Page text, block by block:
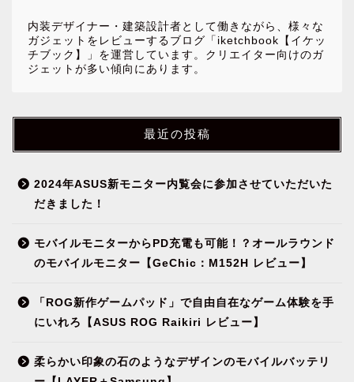
内装デザイナー・建築設計者として働きながら、様々な
ガジェットをレビューするブログ「iketchbook【イケッ
チブック】」を運営しています。クリエイター向けのガ
ジェットが多い傾向にあります。
最近の投稿
2024年ASUS新モニター内覧会に参加させていただいた
だきました！
モバイルモニターからPD充電も可能！？オールラウンド
のモバイルモニター【GeChic：M152H レビュー】
「ROG新作ゲームパッド」で自由自在なゲーム体験を手
にいれろ【ASUS ROG Raikiri レビュー】
柔らかい印象の石のようなデザインのモバイルバッテリ
NEWS
ガジェット&小物